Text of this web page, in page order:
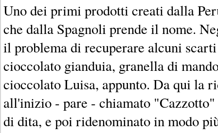
Uno dei primi prodotti creati dalla
che dalla Spagnoli prende il nome.
il problema di recuperare alcuni
cioccolato gianduia, granella di
cioccolato Luisa, appunto. Da qui la
all'inizio - pare - chiamato
di dita, e poi ridenominato in modo